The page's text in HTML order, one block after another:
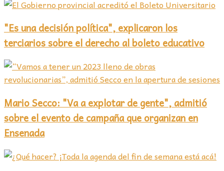
"Es una decisión política", explicaron los
terciarios sobre el derecho al boleto educativo
Mario Secco: "Va a explotar de gente", admitió
sobre el evento de campaña que organizan en
Ensenada